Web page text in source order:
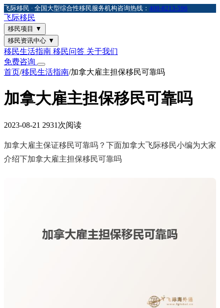
飞际移民 · 全国大型综合性移民服务机构咨询热线： 400-8213-596
飞际移民
移民项目 ▼
移民资讯中心 ▼
移民生活指南 移民问答 关于我们
免费咨询
首页/移民生活指南/加拿大雇主担保移民可靠吗
加拿大雇主担保移民可靠吗
2023-08-21 2931次阅读
加拿大雇主保证移民可靠吗？下面加拿大飞际移民小编为大家
介绍下加拿大雇主担保移民可靠吗